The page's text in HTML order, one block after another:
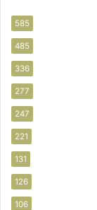
585
485
336
277
247
221
131
126
106